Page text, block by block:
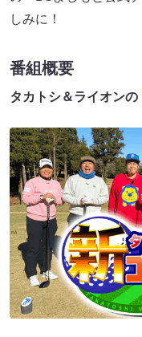
しみに！
番組概要
タカトシ＆ライオンの